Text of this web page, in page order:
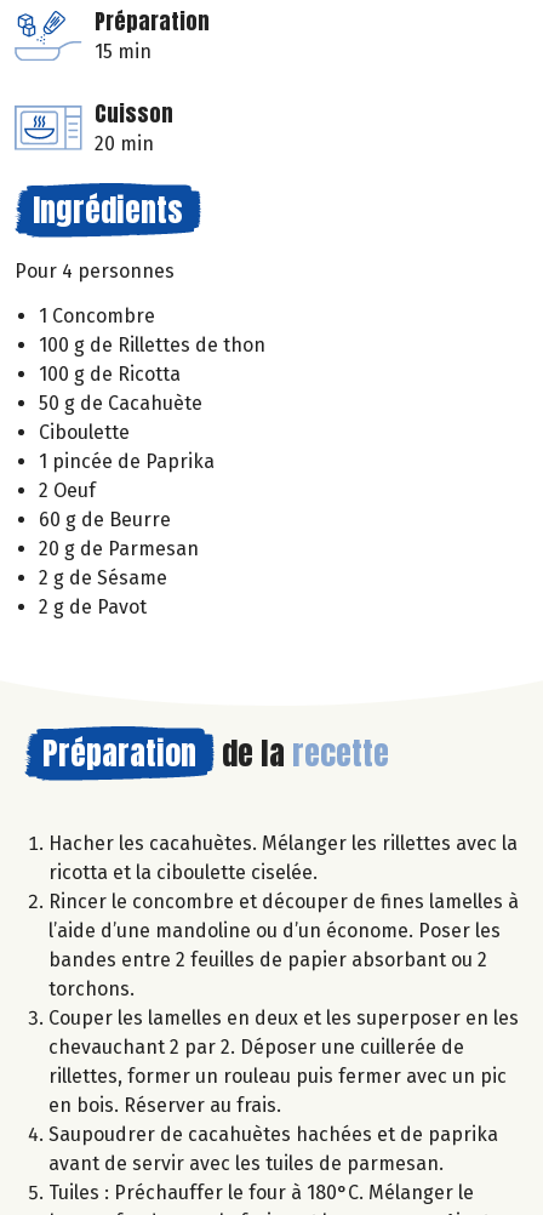
Préparation
15 min
Cuisson
20 min
Ingrédients
Pour 4 personnes
1 Concombre
100 g de Rillettes de thon
100 g de Ricotta
50 g de Cacahuète
Ciboulette
1 pincée de Paprika
2 Oeuf
60 g de Beurre
20 g de Parmesan
2 g de Sésame
2 g de Pavot
Préparation de la recette
Hacher les cacahuètes. Mélanger les rillettes avec la
ricotta et la ciboulette ciselée.
Rincer le concombre et découper de fines lamelles à
l’aide d’une mandoline ou d’un économe. Poser les
bandes entre 2 feuilles de papier absorbant ou 2
torchons.
Couper les lamelles en deux et les superposer en les
chevauchant 2 par 2. Déposer une cuillerée de
rillettes, former un rouleau puis fermer avec un pic
en bois. Réserver au frais.
Saupoudrer de cacahuètes hachées et de paprika
avant de servir avec les tuiles de parmesan.
Tuiles : Préchauffer le four à 180°C. Mélanger le